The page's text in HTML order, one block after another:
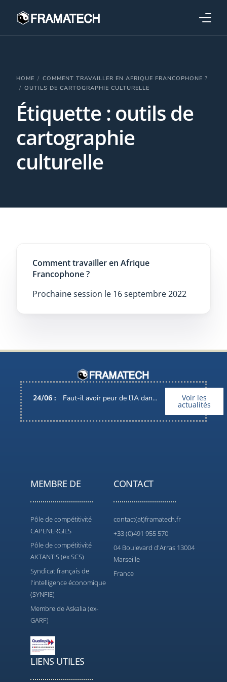
HOME
COMMENT TRAVAILLER EN AFRIQUE FRANCOPHONE ?
OUTILS DE CARTOGRAPHIE CULTURELLE
Étiquette : outils de
cartographie
culturelle
Comment travailler en Afrique
Francophone ?
Prochaine session le 16 septembre 2022
24/06 : Faut-il avoir peur de l’IA dans nos métiers ? Voir les
actualités
MEMBRE DE
Pôle de compétitivité
CAPENERGIES
Pôle de compétitivité
AKTANTIS (ex SCS)
Syndicat français de
l'intelligence économique
(SYNFIE)
Membre de Askalia (ex-
GARF)
CONTACT
contact(at)framatech.fr
+33 (0)491 955 570
04 Boulevard d'Arras 13004
Marseille
France
LIENS UTILES
Formations
Performance électronique
Stratégies industrielles